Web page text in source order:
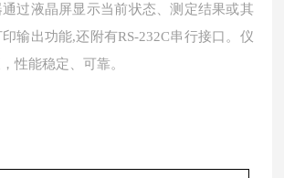
过液晶屏显示当前状态、测定结果或其
输出功能,还附有RS-232C串行接口。仪
性能稳定、可靠。